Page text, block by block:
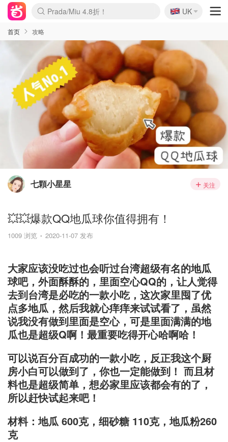
Prada/Miu 4.8折！
🇬🇧
UK
首页 攻略
七顆小星星 关注
💥💥爆款QQ地瓜球你值得拥有！
1009 浏览 2020-11-07 发布
大家应该没吃过也会听过台湾超级有名的地瓜
球吧，外面酥酥的，里面空心QQ的，让人觉得
去到台湾是必吃的一款小吃，这次家里囤了优
点多地瓜，然后我就心痒痒来试试看了，虽然
说我没有做到里面是空心，可是里面满满的地
瓜也是超级Q啊！最重要吃得开心哈啊哈！
可以说百分百成功的一款小吃，反正我这个厨
房小白可以做到了，你也一定能做到！ 而且材
料也是超级简单，想必家里应该都会有的了，
所以赶快试起来吧！
材料：地瓜 600克，细砂糖 110克，地瓜粉260
克